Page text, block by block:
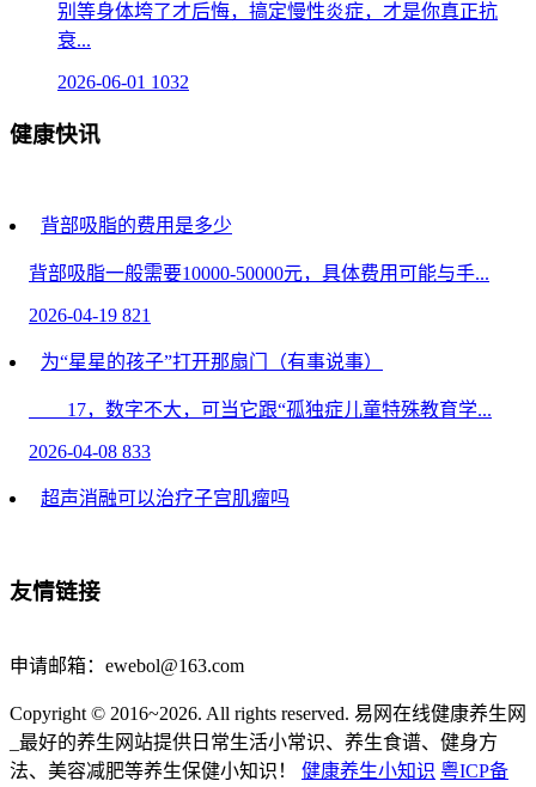
别等身体垮了才后悔，搞定慢性炎症，才是你真正抗
衰...
2026-06-01 1032
健康快讯
背部吸脂的费用是多少
背部吸脂一般需要10000-50000元，具体费用可能与手...
2026-04-19 821
为“星星的孩子”打开那扇门（有事说事）
17，数字不大，可当它跟“孤独症儿童特殊教育学...
2026-04-08 833
超声消融可以治疗子宫肌瘤吗
2026-04-06
膨体隆鼻一般需要10000-50000元，具体费用可能与手...
2026-04-02 265
爱可思多维素能治痔疮吗有效果吗 盘点爱可思多维素的
友情链接
申请邮箱：ewebol@163.com
Copyright © 2016~2026. All rights reserved. 易网在线健康养生网
_最好的养生网站提供日常生活小常识、养生食谱、健身方
法、美容减肥等养生保健小知识！ 健康养生小知识 粤ICP备